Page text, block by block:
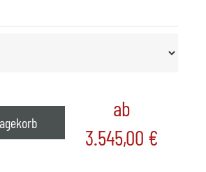
ab
3.545,00 €